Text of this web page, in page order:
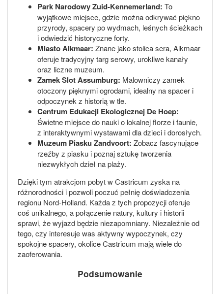
Park Narodowy Zuid-Kennemerland: To
wyjątkowe miejsce, gdzie można odkrywać piękno
przyrody, spacery po wydmach, leśnych ścieżkach
i odwiedzić historyczne forty.
Miasto Alkmaar: Znane jako stolica sera, Alkmaar
oferuje tradycyjny targ serowy, urokliwe kanały
oraz liczne muzeum.
Zamek Slot Assumburg: Malowniczy zamek
otoczony pięknymi ogrodami, idealny na spacer i
odpoczynek z historią w tle.
Centrum Edukacji Ekologicznej De Hoep:
Świetne miejsce do nauki o lokalnej florze i faunie,
z interaktywnymi wystawami dla dzieci i dorosłych.
Muzeum Piasku Zandvoort: Zobacz fascynujące
rzeźby z piasku i poznaj sztukę tworzenia
niezwykłych dzieł na plaży.
Dzięki tym atrakcjom pobyt w Castricum zyska na
różnorodności i pozwoli poczuć pełnię doświadczenia
regionu Nord-Holland. Każda z tych propozycji oferuje
coś unikalnego, a połączenie natury, kultury i historii
sprawi, że wyjazd będzie niezapomniany. Niezależnie od
tego, czy interesuje was aktywny wypoczynek, czy
spokojne spacery, okolice Castricum mają wiele do
zaoferowania.
Podsumowanie